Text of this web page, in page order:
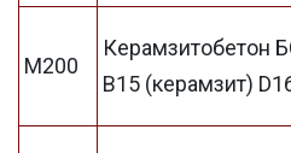
М200
Керамзитобетон
В15 (керамзит)